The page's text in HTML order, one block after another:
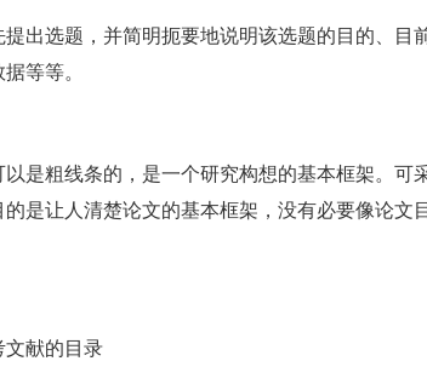
出选题，并简明扼要地说明该选题的目的、目
等等。
是粗线条的，是一个研究构想的基本框架。可
是让人清楚论文的基本框架，没有必要像论文
文献的目录